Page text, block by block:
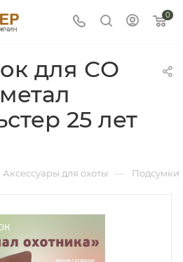
0
для СО
25 лет
Аксессуары для охоты — Подсумки